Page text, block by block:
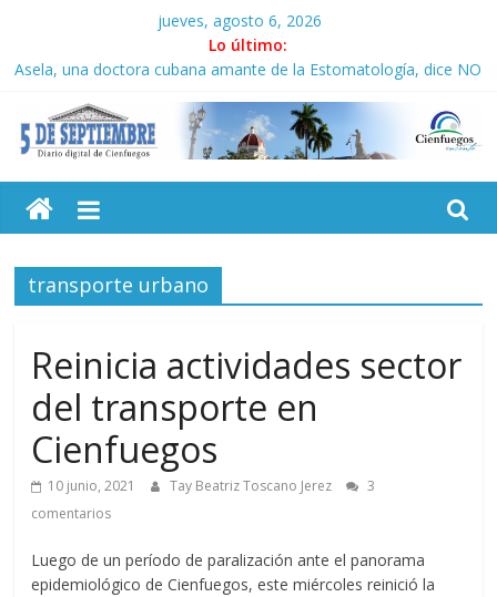
contenido
jueves, agosto 6, 2026
Lo último:
Asela, una doctora cubana amante de la Estomatología, dice NO
Solidaridad sin fronteras: brigada chilena viaja a Cuba con
donativos por el centenario de Fidel
Operación Cuba Va: cien años, cien escuelas
Venezuela
Siguen labores de rescate en escuela con desplome parcial en
Cuba
5
Septiembre
Diario
Cienfuegos,
Cuba
transporte urbano
Reinicia actividades sector
del transporte en
Cienfuegos
10 junio, 2021 Tay Beatriz Toscano Jerez
3
comentarios
Luego de un período de paralización ante el panorama
epidemiológico de Cienfuegos, este miércoles reinició la